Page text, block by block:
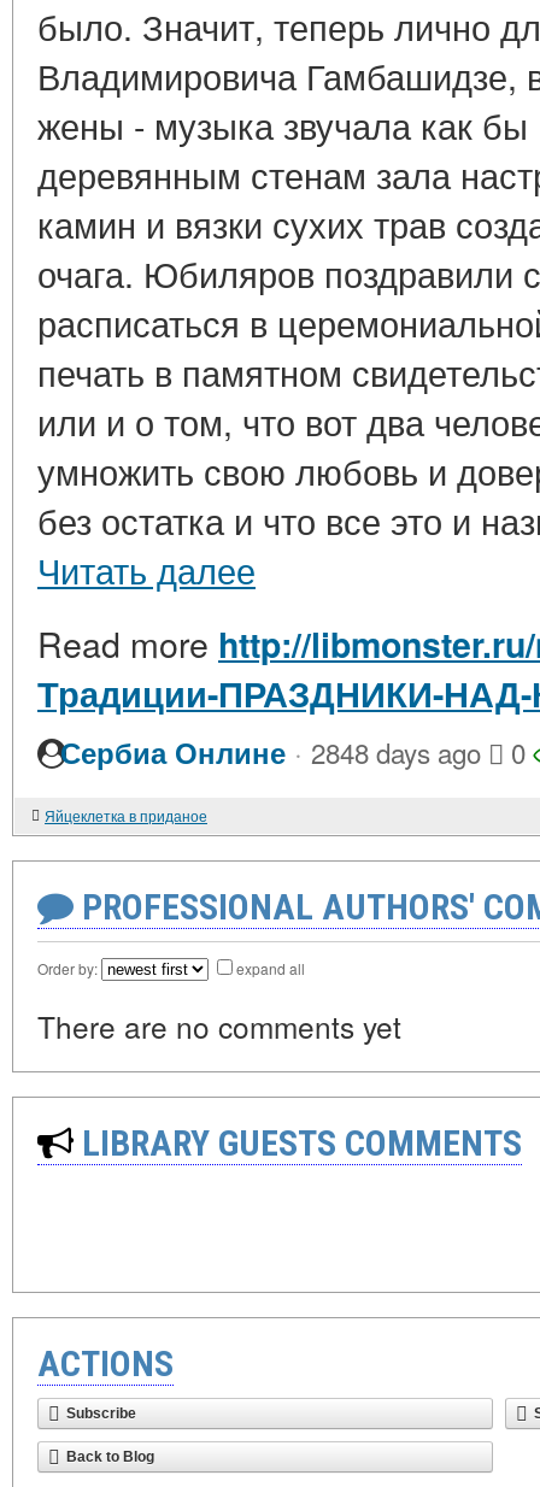
было. Значит, теперь лично
Владимировича Гамбашидзе,
жены - музыка звучала как
деревянным стенам зала
камин и вязки сухих трав
очага. Юбиляров поздравили
расписаться в
печать в памятном
или и о том, что вот два
умножить свою любовь и
без остатка и что все это и
Читать далее
Read more http://
Традиции-ПРАЗДНИКИ-
Сербиа Онлине · 2848 days ago 0
Яйцеклетка в приданое
PROFESSIONAL AUTHORS'
Order by: expand all
There are no comments yet
LIBRARY GUESTS COMMENTS
ACTIONS
Subscribe
Back to Blog